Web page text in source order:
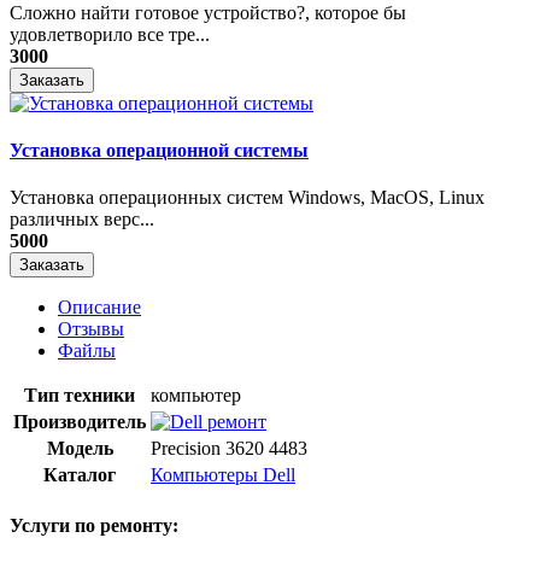
Сложно найти готовое устройство?, которое бы
удовлетворило все тре...
3000
Заказать
Установка операционной системы
Установка операционных систем Windows, MacOS, Linux
различных верс...
5000
Заказать
Описание
Отзывы
Файлы
Тип техники
компьютер
Производитель
Модель
Precision 3620 4483
Каталог
Компьютеры Dell
Услуги по ремонту: